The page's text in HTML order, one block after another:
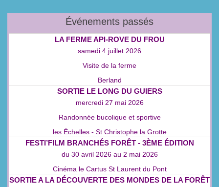
Événements passés
LA FERME API‑ROVE DU FROU
samedi 4 juillet 2026
Visite de la ferme
Berland
SORTIE LE LONG DU GUIERS
mercredi 27 mai 2026
Randonnée bucolique et sportive
les Échelles - St Christophe la Grotte
FESTI’FILM BRANCHÉS FORÊT - 3ÈME ÉDITION
du 30 avril 2026 au 2 mai 2026
Cinéma le Cartus St Laurent du Pont
SORTIE A LA DÉCOUVERTE DES MONDES DE LA FORÊT